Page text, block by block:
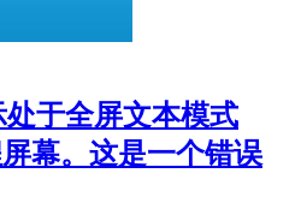
于全屏文本模式
幕。这是一个错误